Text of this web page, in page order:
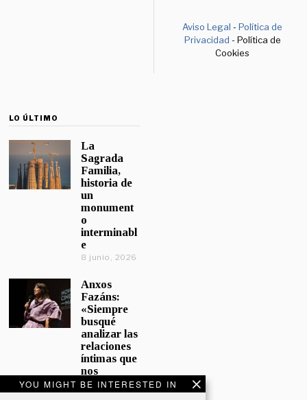
YOU MIGHT BE INTERESTED IN
Aviso Legal -Política de
Privacidad - Política de
Cookies
LO ÚLTIMO
La
Sagrada
Familia,
historia de
un
monument
o
interminabl
e
8 junio, 2026
Anxos
Fazáns:
«Siempre
busqué
analizar las
relaciones
íntimas que
nos
afectan»